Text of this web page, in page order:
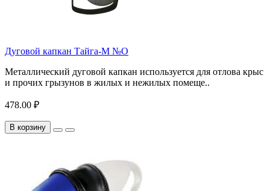
Дуговой капкан Тайга-М №О
Металлический дуговой капкан используется для отлова крыс
и прочих грызунов в жилых и нежилых помеще..
478.00 ₽
В корзину